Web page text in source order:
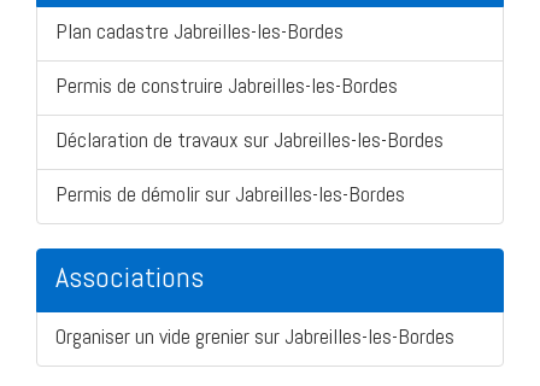
Plan cadastre Jabreilles-les-Bordes
Permis de construire Jabreilles-les-Bordes
Déclaration de travaux sur Jabreilles-les-Bordes
Permis de démolir sur Jabreilles-les-Bordes
Associations
Organiser un vide grenier sur Jabreilles-les-Bordes